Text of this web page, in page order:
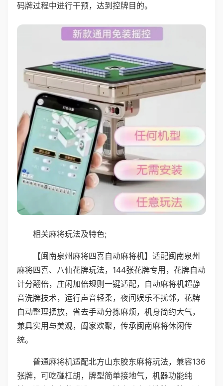
码牌过程中进行干预，达到控牌目的。
相关麻将玩法及特色;
【闽南泉州麻将四喜自动麻将机】适配闽南泉州
麻将四喜、八仙花牌玩法，144张花牌专用，花牌自动
计分翻倍，庄闲加倍规则一键适配，自动麻将机超静
音洗牌技术，运行声音轻柔，夜间娱乐不扰邻，花牌
自动整理摆放，省去手动分拣麻烦，机身简约大气，
兼具实用与美观，阖家欢聚，传承闽南麻将休闲传
统。
普通麻将机适配北方山东胶东麻将玩法，兼容136
张牌，可吃碰杠胡，牌型简单接地气，机器功能纯